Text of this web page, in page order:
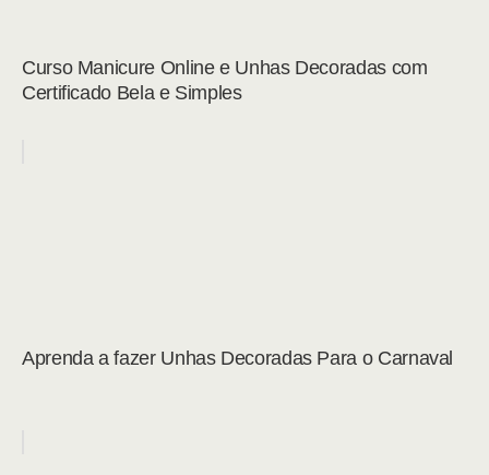
Curso Manicure Online e Unhas Decoradas com
Certificado Bela e Simples
Aprenda a fazer Unhas Decoradas Para o Carnaval